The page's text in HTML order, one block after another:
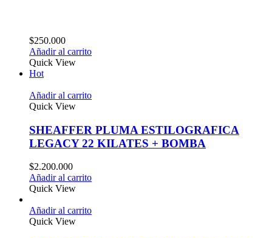
$250.000
Añadir al carrito
Quick View
Hot
Añadir al carrito
Quick View
SHEAFFER PLUMA ESTILOGRAFICA
LEGACY 22 KILATES + BOMBA
$2.200.000
Añadir al carrito
Quick View
Añadir al carrito
Quick View